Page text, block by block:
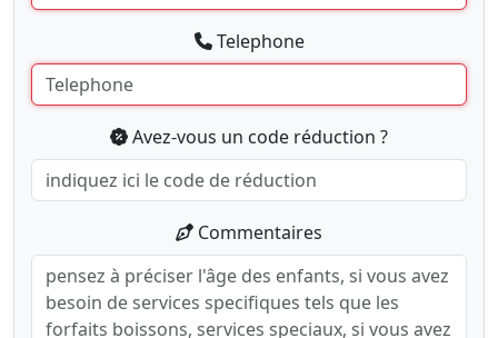
Telephone
Avez-vous un code réduction ?
Commentaires